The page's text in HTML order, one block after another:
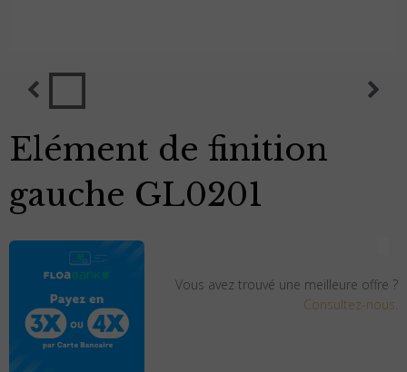
Elément de finition
gauche GL0201
Vous avez trouvé une meilleure offre ?
Consultez-nous.